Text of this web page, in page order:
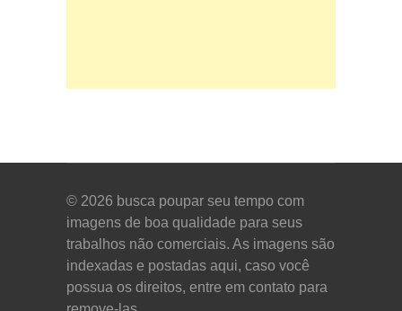
© 2026 busca poupar seu tempo com
imagens de boa qualidade para seus
trabalhos não comerciais. As imagens são
indexadas e postadas aqui, caso você
possua os direitos, entre em contato para